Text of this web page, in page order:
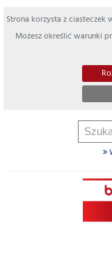
Strona korzysta z ciasteczek
Możesz określić warunki